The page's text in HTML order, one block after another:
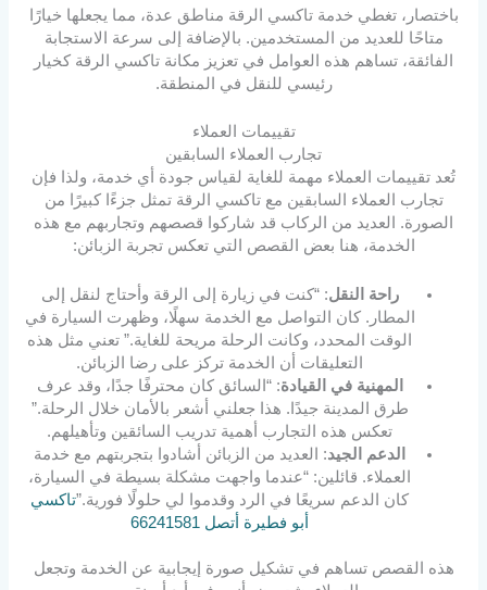
باختصار، تغطي خدمة تاكسي الرقة مناطق عدة، مما يجعلها خيارًا
متاحًا للعديد من المستخدمين. بالإضافة إلى سرعة الاستجابة
الفائقة، تساهم هذه العوامل في تعزيز مكانة تاكسي الرقة كخيار
رئيسي للنقل في المنطقة.
تقييمات العملاء
تجارب العملاء السابقين
تُعد تقييمات العملاء مهمة للغاية لقياس جودة أي خدمة، ولذا فإن
تجارب العملاء السابقين مع تاكسي الرقة تمثل جزءًا كبيرًا من
الصورة. العديد من الركاب قد شاركوا قصصهم وتجاربهم مع هذه
الخدمة، هنا بعض القصص التي تعكس تجربة الزبائن:
راحة النقل: “كنت في زيارة إلى الرقة وأحتاج لنقل إلى
المطار. كان التواصل مع الخدمة سهلًا، وظهرت السيارة في
الوقت المحدد، وكانت الرحلة مريحة للغاية.” تعني مثل هذه
التعليقات أن الخدمة تركز على رضا الزبائن.
المهنية في القيادة: “السائق كان محترفًا جدًا، وقد عرف
طرق المدينة جيدًا. هذا جعلني أشعر بالأمان خلال الرحلة.”
تعكس هذه التجارب أهمية تدريب السائقين وتأهيلهم.
الدعم الجيد: العديد من الزبائن أشادوا بتجربتهم مع خدمة
العملاء. قائلين: “عندما واجهت مشكلة بسيطة في السيارة،
كان الدعم سريعًا في الرد وقدموا لي حلولًا فورية.”تاكسي
أبو فطيرة أتصل 66241581
هذه القصص تساهم في تشكيل صورة إيجابية عن الخدمة وتجعل